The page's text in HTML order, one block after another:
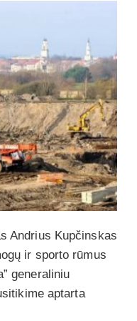
Andrius Kupčinskas
ir sporto rūmus
generaliniu
aptarta